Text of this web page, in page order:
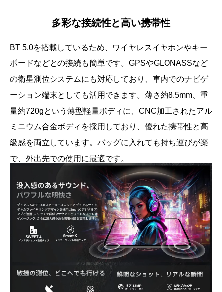
多彩な接続性と高い携帯性
BT 5.0を搭載しているため、ワイヤレスイヤホンやキー
ボードなどとの接続も簡単です。GPSやGLONASSなど
の衛星測位システムにも対応しており、車内でのナビゲ
ーション端末としても活用できます。薄さ約8.5mm、重
量約720gという薄型軽量ボディに、CNC加工されたアル
ミニウム合金ボディを採用しており、優れた携帯性と高
級感を両立しています。バッグに入れても持ち運びが楽
で、外出先での使用に最適です。